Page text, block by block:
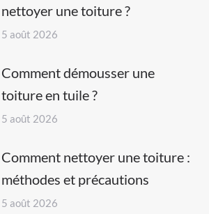
nettoyer une toiture ?
5 août 2026
Comment démousser une
toiture en tuile ?
5 août 2026
Comment nettoyer une toiture :
méthodes et précautions
5 août 2026